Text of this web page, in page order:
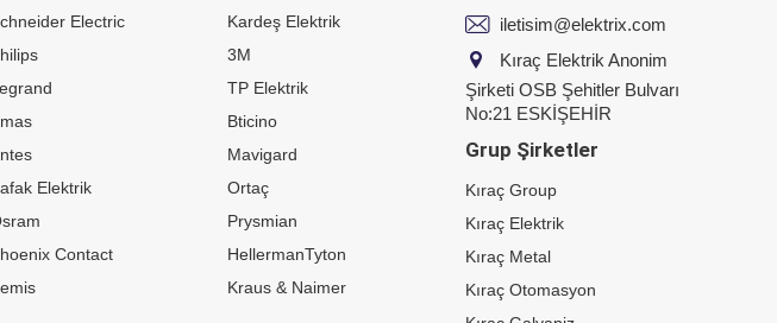
Electric
Elektrik
Contact
Kardeş Elektrik
3M
TP Elektrik
Bticino
Mavigard
Ortaç
Prysmian
HellermanTyton
Kraus & Naimer
iletisim@elektrix.com
Kıraç Elektrik Anonim
Şirketi OSB Şehitler Bulvarı
No:21 ESKİŞEHİR
Grup Şirketler
Kıraç Group
Kıraç Elektrik
Kıraç Metal
Kıraç Otomasyon